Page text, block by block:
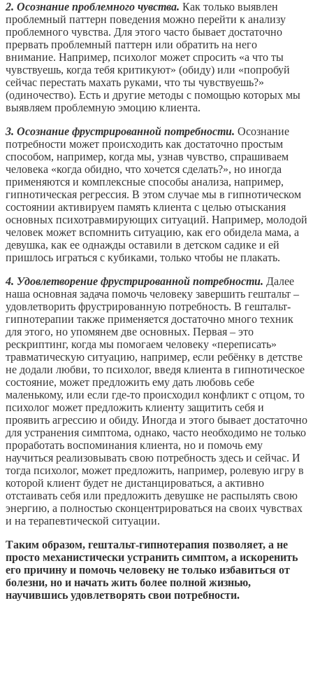
2. Осознание проблемного чувства. Как только выявлен
проблемный паттерн поведения можно перейти к анализу
проблемного чувства. Для этого часто бывает достаточно
прервать проблемный паттерн или обратить на него
внимание. Например, психолог может спросить «а что ты
чувствуешь, когда тебя критикуют» (обиду) или «попробуй
сейчас перестать махать руками, что ты чувствуешь?»
(одиночество). Есть и другие методы с помощью которых мы
выявляем проблемную эмоцию клиента.
3. Осознание фрустрированной потребности. Осознание
потребности может происходить как достаточно простым
способом, например, когда мы, узнав чувство, спрашиваем
человека «когда обидно, что хочется сделать?», но иногда
применяются и комплексные способы анализа, например,
гипнотическая регрессия. В этом случае мы в гипнотическом
состоянии активируем память клиента с целью отыскания
основных психотравмирующих ситуаций. Например, молодой
человек может вспомнить ситуацию, как его обидела мама, а
девушка, как ее однажды оставили в детском садике и ей
пришлось играться с кубиками, только чтобы не плакать.
4. Удовлетворение фрустрированной потребности. Далее
наша основная задача помочь человеку завершить гештальт –
удовлетворить фрустрированную потребность. В гештальт-
гипнотерапии также применяется достаточно много техник
для этого, но упомянем две основных. Первая – это
рескриптинг, когда мы помогаем человеку «переписать»
травматическую ситуацию, например, если ребёнку в детстве
не додали любви, то психолог, введя клиента в гипнотическое
состояние, может предложить ему дать любовь себе
маленькому, или если где-то происходил конфликт с отцом, то
психолог может предложить клиенту защитить себя и
проявить агрессию и обиду. Иногда и этого бывает достаточно
для устранения симптома, однако, часто необходимо не только
проработать воспоминания клиента, но и помочь ему
научиться реализовывать свою потребность здесь и сейчас. И
тогда психолог, может предложить, например, ролевую игру в
которой клиент будет не дистанцироваться, а активно
отстаивать себя или предложить девушке не распылять свою
энергию, а полностью сконцентрироваться на своих чувствах
и на терапевтической ситуации.
Таким образом, гештальт-гипнотерапия позволяет, а не
просто механистически устранить симптом, а искоренить
его причину и помочь человеку не только избавиться от
болезни, но и начать жить более полной жизнью,
научившись удовлетворять свои потребности.